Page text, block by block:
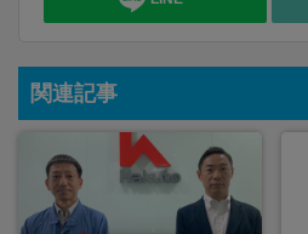
関連記事